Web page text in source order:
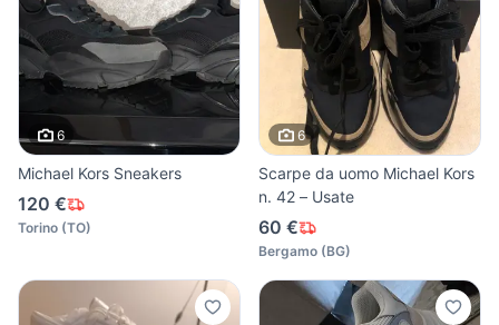
6
Michael Kors Sneakers
120 €
Torino (TO)
6
Scarpe da uomo Michael Kors
n. 42 – Usate
60 €
Bergamo (BG)